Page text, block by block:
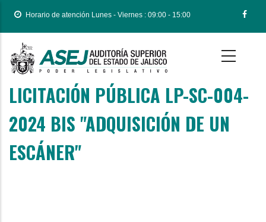
principal
Horario de atención Lunes - Viernes : 09:00 - 15:00
LICITACIÓN PÚBLICA LP-SC-004-
2024 BIS "ADQUISICIÓN DE UN
ESCÁNER"
Body